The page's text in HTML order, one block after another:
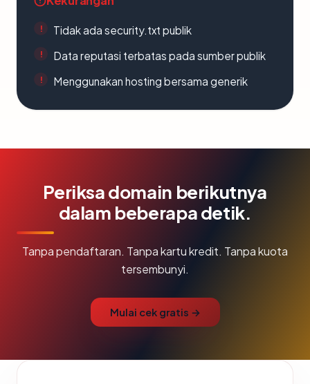
Tidak ada security.txt publik
Data reputasi terbatas pada sumber publik
Menggunakan hosting bersama generik
Periksa domain berikutnya
dalam beberapa detik.
Tanpa pendaftaran. Tanpa kartu kredit. Tanpa kuota
tersembunyi.
Mulai cek gratis →